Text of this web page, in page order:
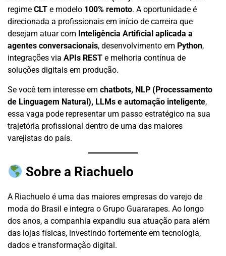
regime CLT e modelo 100% remoto. A oportunidade é
direcionada a profissionais em início de carreira que
desejam atuar com Inteligência Artificial aplicada a
agentes conversacionais, desenvolvimento em Python,
integrações via APIs REST e melhoria contínua de
soluções digitais em produção.
Se você tem interesse em chatbots, NLP (Processamento
de Linguagem Natural), LLMs e automação inteligente,
essa vaga pode representar um passo estratégico na sua
trajetória profissional dentro de uma das maiores
varejistas do país.
Sobre a Riachuelo
A Riachuelo é uma das maiores empresas do varejo de
moda do Brasil e integra o Grupo Guararapes. Ao longo
dos anos, a companhia expandiu sua atuação para além
das lojas físicas, investindo fortemente em tecnologia,
dados e transformação digital.